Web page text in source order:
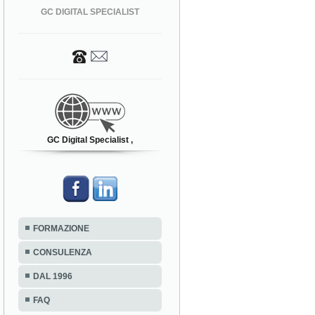
GC DIGITAL SPECIALIST
GC Digital Specialist ,
FORMAZIONE
CONSULENZA
DAL 1996
FAQ